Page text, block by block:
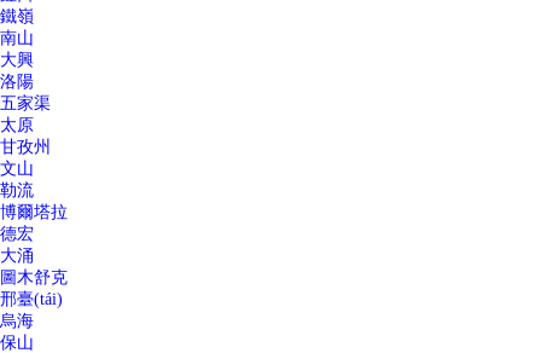
鐵嶺
南山
大興
洛陽
五家渠
太原
甘孜州
文山
勒流
博爾塔拉
德宏
大涌
圖木舒克
邢臺(tái)
烏海
保山